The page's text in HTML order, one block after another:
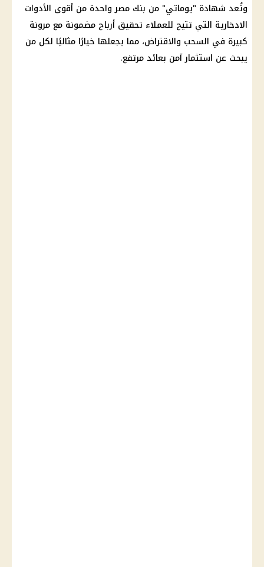
وتُعد شهادة "يوماتي" من بنك مصرواحدة من أقوى الأدوات
الادخارية التي تتيح للعملاء تحقيق أرباح مضمونة مع مرونة
كبيرة في السحب والاقتراض، مما يجعلها خيارًا مثاليًا لكل من
يبحث عن استثمار آمن بعائد مرتفع.